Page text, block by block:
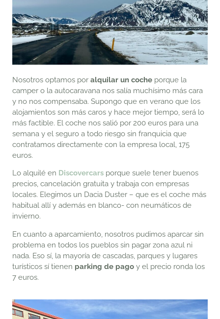
Nosotros optamos por alquilar un coche porque la
camper o la autocaravana nos salía muchísimo más cara
y no nos compensaba. Supongo que en verano que los
alojamientos son más caros y hace mejor tiempo, será lo
más factible. El coche nos salió por 200 euros para una
semana y el seguro a todo riesgo sin franquicia que
contratamos directamente con la empresa local, 175
euros.
Lo alquilé en Discovercars porque suele tener buenos
precios, cancelación gratuita y trabaja con empresas
locales. Elegimos un Dacia Duster – que es el coche más
habitual allí y además en blanco- con neumáticos de
invierno.
En cuanto a aparcamiento, nosotros pudimos aparcar sin
problema en todos los pueblos sin pagar zona azul ni
nada. Eso sí, la mayoría de cascadas, parques y lugares
turísticos sí tienen parking de pago y el precio ronda los
7 euros.